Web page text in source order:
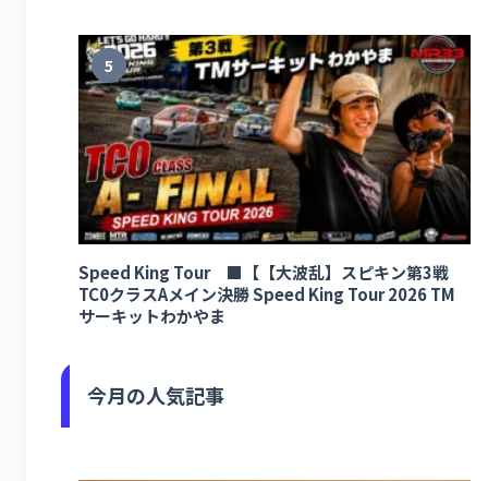
5
Speed King Tour ■【【大波乱】スピキン第3戦
TC0クラスAメイン決勝 Speed King Tour 2026 TM
サーキットわかやま
今月の人気記事